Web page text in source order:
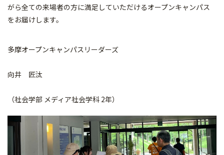
がら全ての来場者の方に満足していただけるオープンキャンパス
をお届けします。
多摩オープンキャンパスリーダーズ
向井 匠汰
（社会学部 メディア社会学科 2年）